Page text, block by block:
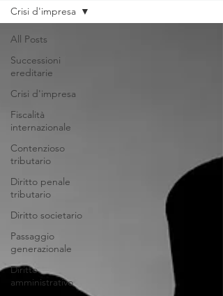
All Posts
Successioni
ereditarie
Crisi d'impresa
Fiscalità
internazionale
Contenzioso
tributario
Diritto penale
tributario
Diritto societario
Passaggio
generazionale
Diritto
amministrativo
Crisi d'impresa